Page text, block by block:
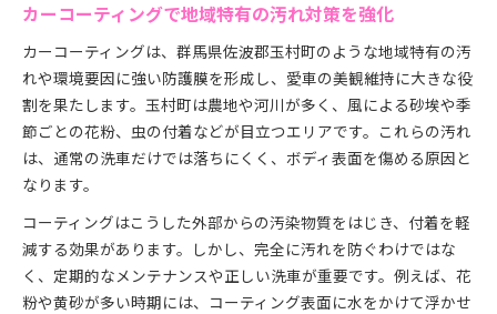
カーコーティングで地域特有の汚れ対策を強化
カーコーティングは、群馬県佐波郡玉村町のような地域特有の汚
れや環境要因に強い防護膜を形成し、愛車の美観維持に大きな役
割を果たします。玉村町は農地や河川が多く、風による砂埃や季
節ごとの花粉、虫の付着などが目立つエリアです。これらの汚れ
は、通常の洗車だけでは落ちにくく、ボディ表面を傷める原因と
なります。
コーティングはこうした外部からの汚染物質をはじき、付着を軽
減する効果があります。しかし、完全に汚れを防ぐわけではな
く、定期的なメンテナンスや正しい洗車が重要です。例えば、花
粉や黄砂が多い時期には、コーティング表面に水をかけて浮かせ